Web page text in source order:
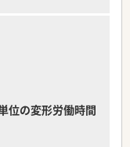
タッフが活躍中で
近代医療と代替医療を
感じる方が活躍して
位の変形労働時間